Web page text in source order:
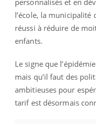
l’école, la municipalité
réussi à réduire de
enfants.
Le signe que
mais qu’il faut des
ambitieuses pour
tarif est désormais